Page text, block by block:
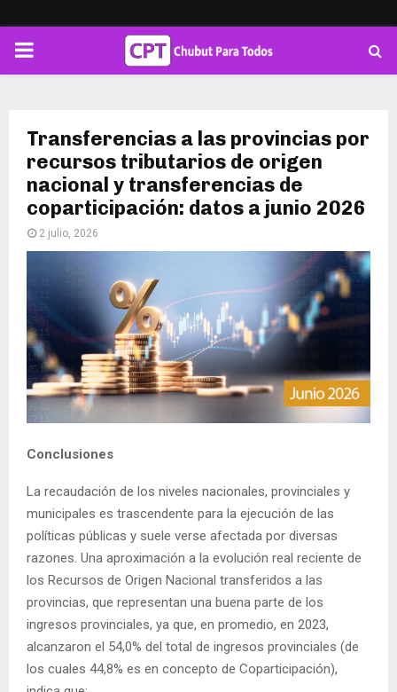
PRIMARY
Transferencias a las provincias por
recursos tributarios de origen
nacional y transferencias de
coparticipación: datos a junio 2026
2 julio, 2026
Conclusiones
La recaudación de los niveles nacionales, provinciales y
municipales es trascendente para la ejecución de las
políticas públicas y suele verse afectada por diversas
razones. Una aproximación a la evolución real reciente de
los Recursos de Origen Nacional transferidos a las
provincias, que representan una buena parte de los
ingresos provinciales, ya que, en promedio, en 2023,
alcanzaron el 54,0% del total de ingresos provinciales (de
los cuales 44,8% es en concepto de Coparticipación),